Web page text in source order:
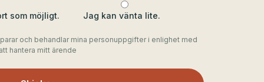
som möjligt. Jag kan vänta lite.
och behandlar mina personuppgifter i enlighet med
hantera mitt ärende